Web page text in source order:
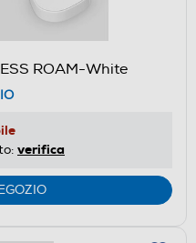
ROAM-White
verifica